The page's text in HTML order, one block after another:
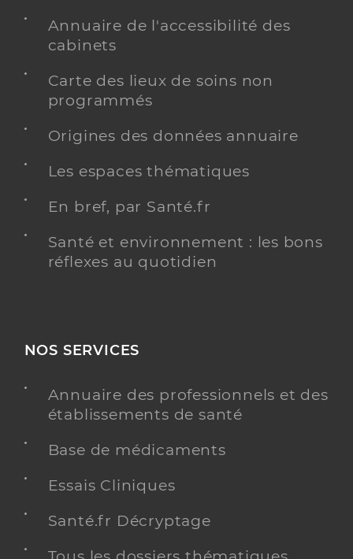
Annuaire de l'accessibilité des
cabinets
Carte des lieux de soins non
programmés
Origines des données annuaire
Les espaces thématiques
En bref, par Santé.fr
Santé et environnement : les bons
réflexes au quotidien
NOS SERVICES
Annuaire des professionnels et des
établissements de santé
Base de médicaments
Essais Cliniques
Santé.fr Décryptage